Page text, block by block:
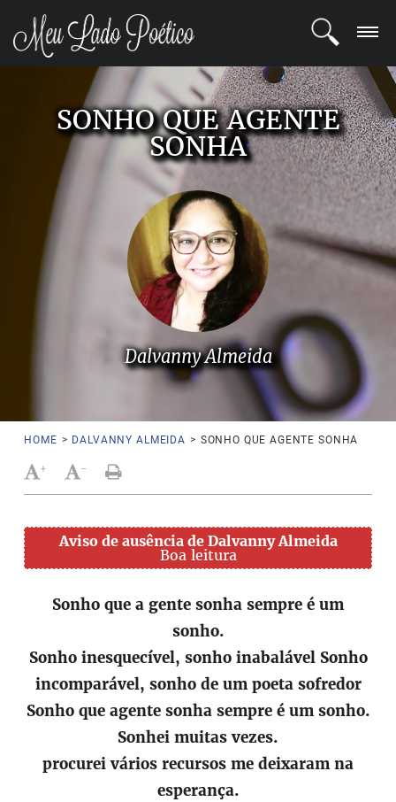
REGISTRO
POETAS
BLOG
SONHO QUE AGENTE
SONHA
Dalvanny Almeida
HOME > DALVANNY ALMEIDA > SONHO QUE AGENTE SONHA
+ -
Aviso de ausência de Dalvanny Almeida
Boa leitura
Sonho que a gente sonha sempre é um
sonho.
Sonho inesquecível, sonho inabalável Sonho
incomparável, sonho de um poeta sofredor
Sonho que agente sonha sempre é um sonho.
Sonhei muitas vezes.
procurei vários recursos me deixaram na
esperança.